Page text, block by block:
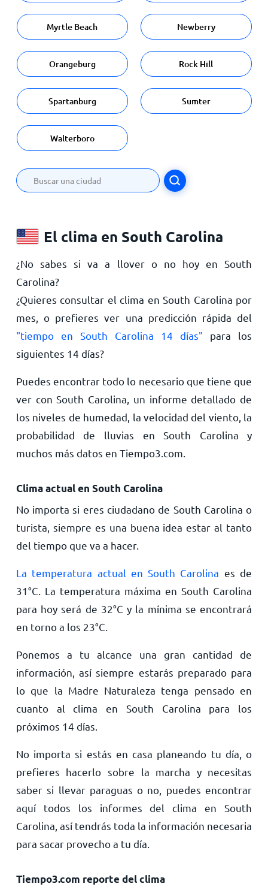
Myrtle Beach Newberry
Orangeburg Rock Hill
Spartanburg Sumter
Walterboro
El clima en South Carolina
¿No sabes si va a llover o no hoy en South
Carolina?
¿Quieres consultar el clima en South Carolina por
mes, o prefieres ver una predicción rápida del
"tiempo en South Carolina 14 días" para los
siguientes 14 días?
Puedes encontrar todo lo necesario que tiene que
ver con South Carolina, un informe detallado de
los niveles de humedad, la velocidad del viento, la
probabilidad de lluvias en South Carolina y
muchos más datos en Tiempo3.com.
Clima actual en South Carolina
No importa si eres ciudadano de South Carolina o
turista, siempre es una buena idea estar al tanto
del tiempo que va a hacer.
La temperatura actual en South Carolina es de
31°C . La temperatura máxima en South Carolina
para hoy será de 32°C y la mínima se encontrará
en torno a los 23°C
Ponemos a tu alcance una gran cantidad de
información, así siempre estarás preparado para
lo que la Madre Naturaleza tenga pensado en
cuanto al clima en South Carolina para los
próximos 14 días.
No importa si estás en casa planeando tu día, o
prefieres hacerlo sobre la marcha y necesitas
saber si llevar paraguas o no, puedes encontrar
aquí todos los informes del clima en South
Carolina, así tendrás toda la información necesaria
para sacar provecho a tu día.
Tiempo3.com reporte del clima